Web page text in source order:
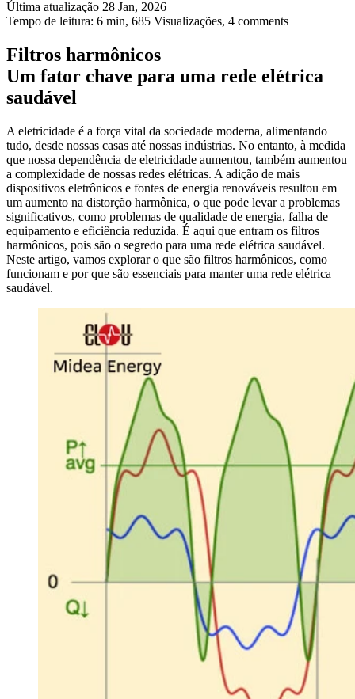
Última atualização 28 Jan, 2026
Tempo de leitura: 6 min, 685 Visualizações, 4 comments
Filtros harmônicos
Um fator chave para uma rede elétrica
saudável
A eletricidade é a força vital da sociedade moderna, alimentando
tudo, desde nossas casas até nossas indústrias. No entanto, à medida
que nossa dependência de eletricidade aumentou, também aumentou
a complexidade de nossas redes elétricas. A adição de mais
dispositivos eletrônicos e fontes de energia renováveis resultou em
um aumento na distorção harmônica, o que pode levar a problemas
significativos, como problemas de qualidade de energia, falha de
equipamento e eficiência reduzida. É aqui que entram os filtros
harmônicos, pois são o segredo para uma rede elétrica saudável.
Neste artigo, vamos explorar o que são filtros harmônicos, como
funcionam e por que são essenciais para manter uma rede elétrica
saudável.